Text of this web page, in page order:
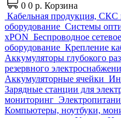
0 0 р. Корзина
Кабельная продукция,
оборудование Системы
xPON Беспроводное
оборудование Крепление
Аккумуляторы глубокого
резервного
Аккумуляторные ячейки
Зарядные станции для
мониторинг
Компьютеры, ноутбуки,